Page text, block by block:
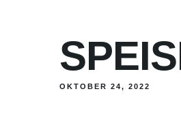
OKTOBER 24, 2022